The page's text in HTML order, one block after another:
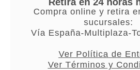
Compra online y retira
sucursales:
Vía España-Multiplaza-
Ver Política de
Ver Términos y